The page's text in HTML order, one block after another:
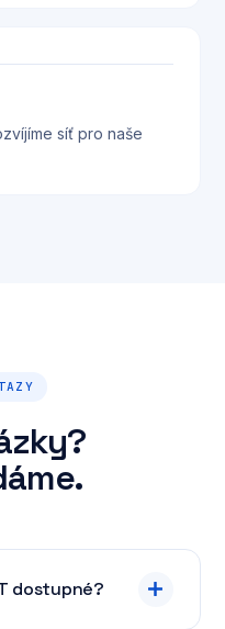
síť pro naše
dostupné?